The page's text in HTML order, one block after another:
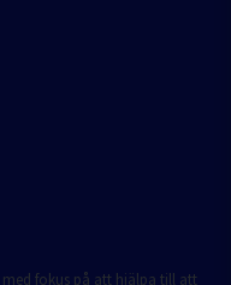
med fokus på att hjälpa till att